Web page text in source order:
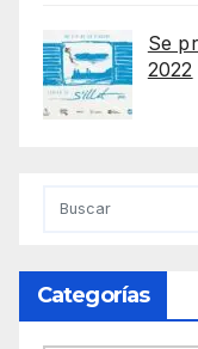
Se
2022
Categorías